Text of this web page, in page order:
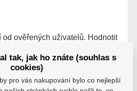
od ověřených uživatelů. Hodnotit
doporučuje
tak, jak ho znáte (souhlas s
cookies)
pro vás nakupování bylo co nejlepší